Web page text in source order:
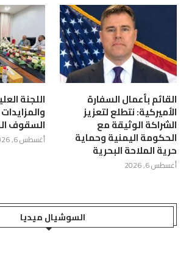
القائم بأعمال السفارة
الأميركية: نتطلع لتعزيز
الشراكة الوثيقة مع
الحكومة اليمنية وحماية
حرية الملاحة البحرية
أغسطس 6, 2026
اللجنة
السقوف
أغسطس 6, 2026
السوشيال ميديا